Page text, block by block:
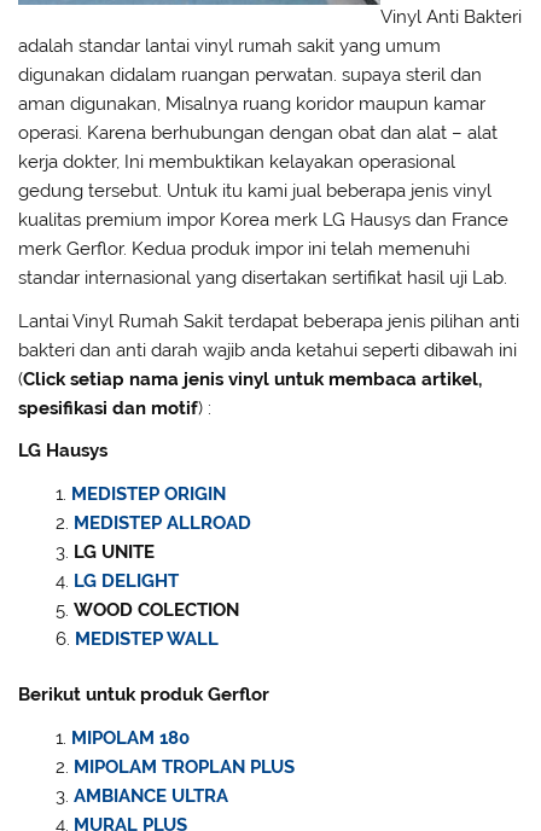
Vinyl Anti Bakteri
adalah standar lantai vinyl rumah sakit yang umum
digunakan didalam ruangan perwatan. supaya steril dan
aman digunakan, Misalnya ruang koridor maupun kamar
operasi. Karena berhubungan dengan obat dan alat – alat
kerja dokter, Ini membuktikan kelayakan operasional
gedung tersebut. Untuk itu kami jual beberapa jenis vinyl
kualitas premium impor Korea merk LG Hausys dan France
merk Gerflor. Kedua produk impor ini telah memenuhi
standar internasional yang disertakan sertifikat hasil uji Lab.
Lantai Vinyl Rumah Sakit terdapat beberapa jenis pilihan anti
bakteri dan anti darah wajib anda ketahui seperti dibawah ini
(Click setiap nama jenis vinyl untuk membaca artikel,
spesifikasi dan motif) :
LG Hausys
MEDISTEP ORIGIN
MEDISTEP ALLROAD
LG UNITE
LG DELIGHT
WOOD COLECTION
MEDISTEP WALL
Berikut untuk produk Gerflor
MIPOLAM 180
MIPOLAM TROPLAN PLUS
AMBIANCE ULTRA
MURAL PLUS